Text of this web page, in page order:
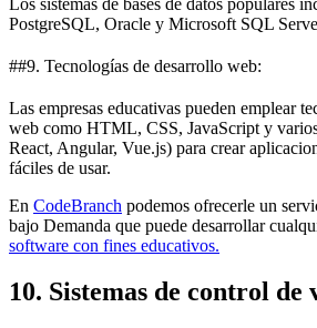
PostgreSQL, Oracle y Microsoft SQL
##9. Tecnologías de desarrollo web:
Las empresas educativas pueden emplear
web como HTML, CSS, JavaScript y
React, Angular, Vue.js) para crear
fáciles de usar.
En CodeBranch podemos ofrecerle un
bajo Demanda que puede desarrollar
software con fines educativos.
10. Sistemas de control de